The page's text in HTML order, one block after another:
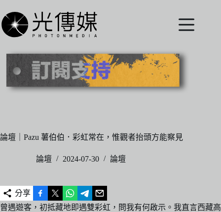
至
主
內
論壇｜Pazu 薯伯伯．彩虹常在，惟觀者抬頭方能察見
論壇 2024-07-30 論壇
分享
曾遇遊客，初抵藏地即遇雙彩虹，問我有何啟示。我直言西藏高